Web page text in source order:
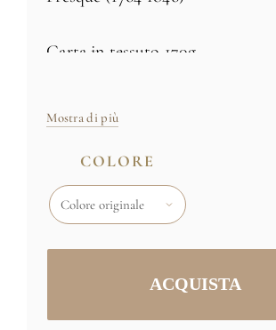
Carta in tessuto 170g
Dimensioni: H 250m x L 183cm -
consegnato in 3 strisce di 61 cm di
larghezza
Dimensioni e colori specifici
Mostra di più
COLORE